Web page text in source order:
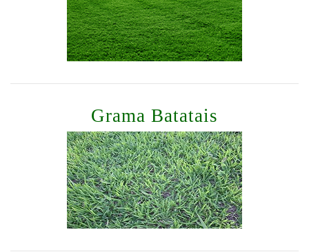
Grama Batatais